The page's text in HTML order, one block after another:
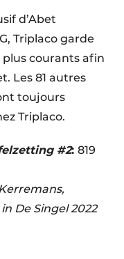
d’Abet
Triplaco garde
plus courants afin
Les 81 autres
toujours
Triplaco.
#2: 819
De Singel 2022